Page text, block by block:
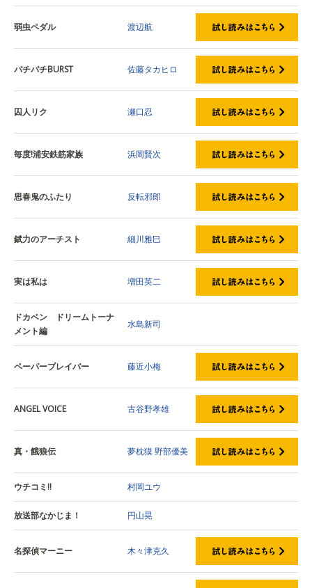
弱虫ペダル 渡辺航
バチバチBURST 佐藤タカヒロ
囚人リク 瀬口忍
毎度!浦安鉄筋家族 浜岡賢次
思春鬼のふたり 反転邪郎
錻力のアーチスト 細川雅巳
実は私は 増田英二
ドカベン ドリームトーナ
メント編
水島新司
ペーパーブレイバー 藤近小梅
ANGEL VOICE 古谷野孝雄
真・餓狼伝 夢枕獏野部優美
ウチコミ!! 村岡ユウ
放送部なかじま！ 円山晃
名探偵マーニー 木々津克久